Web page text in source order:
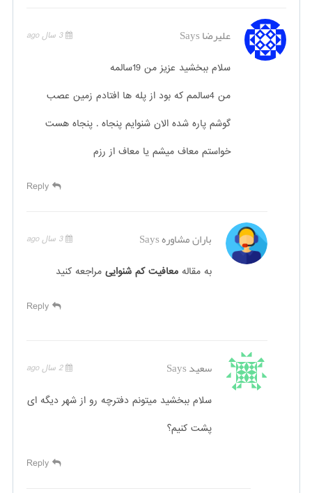
علیرضاSays 3 سال ago
سلام ببخشید عزیز من 19سالمه
من 4سالمم که بود از پله ها افتادم زمین عصب
گوشم پاره شده الان شنوایم پنجاه . پنجاه هست
خواستم معاف میشم یا معاف از رزم
Reply
باران مشاورهSays 3 سال ago
به مقاله معافیت کم شنواییمراجعه کنید
Reply
سعیدSays 2 سال ago
سلام ببخشید میتونم دفترچه رو از شهر دیگه ای
پشت کنیم؟
Reply